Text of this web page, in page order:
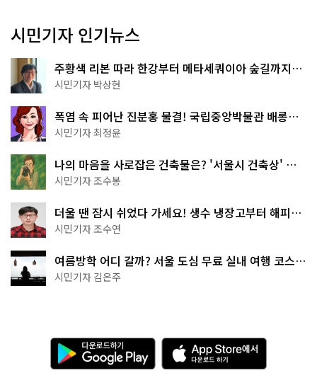
시민기자 인기뉴스
주황색 리본 따라 한강부터 메타세쿼이아 숲길까지…
서울둘레길 15코스
시민기자 박상현
폭염 속 피어난 진분홍 물결! 국립중앙박물관 배롱나
무 명소
시민기자 최정윤
나의 마음을 사로잡은 건축물은? '서울시 건축상' 수
상작 공개!
시민기자 조수봉
더울 땐 잠시 쉬었다 가세요! 생수 냉장고부터 해피소
·무더위쉼터까지
시민기자 조수연
여름방학 어디 갈까? 서울 도심 무료 실내 여행 코스
추천
시민기자 김은주
다
운
로
A
p
p